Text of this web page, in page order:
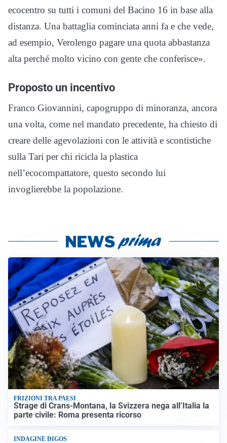
ecocentro su tutti i comuni del Bacino 16 in base alla
distanza. Una battaglia cominciata anni fa e che vede,
ad esempio, Verolengo pagare una quota abbastanza
alta perché molto vicino con gente che conferisce».
Proposto un incentivo
Franco Giovannini, capogruppo di minoranza, ancora
una volta, come nel mandato precedente, ha chiesto di
creare delle agevolazioni con le attività e scontistiche
sulla Tari per chi ricicla la plastica
nell’ecocompattatore, questo secondo lui
invoglierebbe la popolazione.
FRIZIONI TRA PAESI
Strage di Crans-Montana, la Svizzera nega all’Italia la
parte civile: Roma presenta ricorso
INDAGINE DIGOS